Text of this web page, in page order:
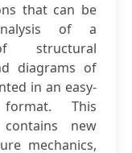
that can be
of a
structural
diagrams of
in an easy-
This
new
mechanics,